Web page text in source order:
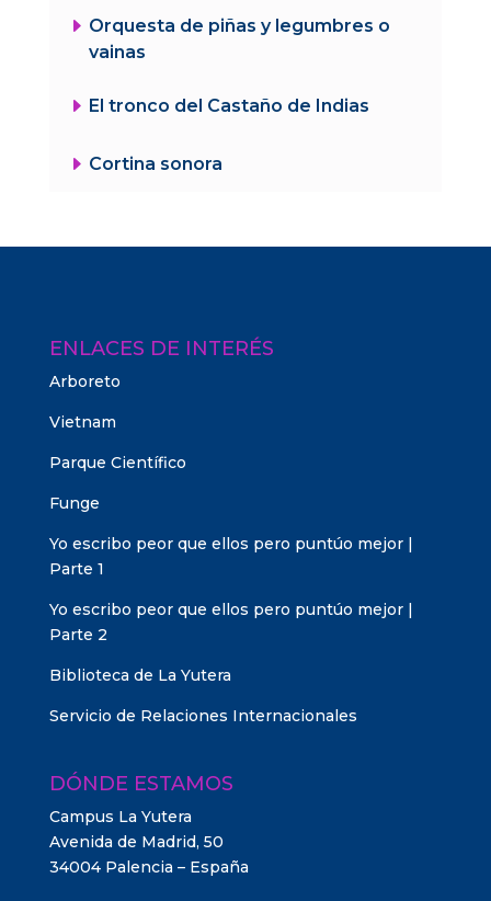
E Orquesta de piñas y legumbres o
vainas
E El tronco del Castaño de Indias
E Cortina sonora
ENLACES DE INTERÉS
Arboreto
Vietnam
Parque Científico
Funge
Yo escribo peor que ellos pero puntúo mejor |
Parte 1
Yo escribo peor que ellos pero puntúo mejor |
Parte 2
Biblioteca de La Yutera
Servicio de Relaciones Internacionales
DÓNDE ESTAMOS
Campus La Yutera
Avenida de Madrid, 50
34004 Palencia – España